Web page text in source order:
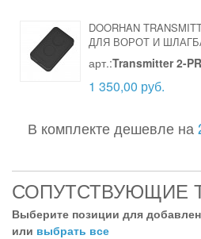
DOORHAN
ДЛЯ ВОРОТ И
арт.:Transmitter 2-
1 350,00 руб.
В комплекте дешевле на
СОПУТСТВУЮЩИЕ
Выберите позиции для
или выбрать все